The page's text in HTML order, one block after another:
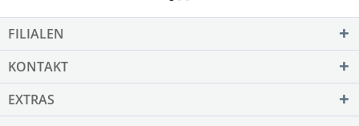
FILIALEN
KONTAKT
EXTRAS